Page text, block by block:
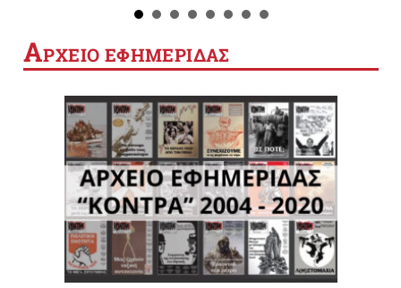
ΑΡΧΕΙΟ ΕΦΗΜΕΡΙΔΑΣ